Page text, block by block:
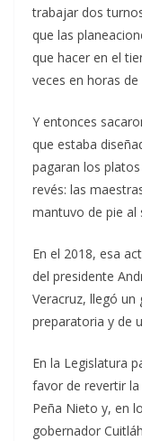
trabajar dos
que las
que hacer en el
veces en horas
Y entonces
que estaba
pagaran los
revés: las
mantuvo de pie al
En el 2018, esa
del presidente
Veracruz, llegó
preparatoria y de
En la Legislatura
favor de revertir
Peña Nieto y, en
gobernador